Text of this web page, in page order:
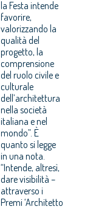
la Festa intende
favorire,
valorizzando la
qualità del
progetto, la
comprensione
del ruolo civile e
culturale
dell’architettura
nella società
italiana e nel
mondo”. È
quanto si legge
in una nota.
“Intende, altresì,
dare visibilità –
attraverso i
Premi ‘Architetto